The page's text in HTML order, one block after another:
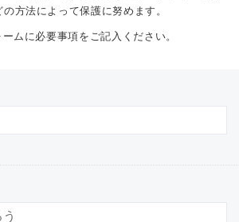
方法によって保護に努めます。
ムに必要事項をご記入ください。